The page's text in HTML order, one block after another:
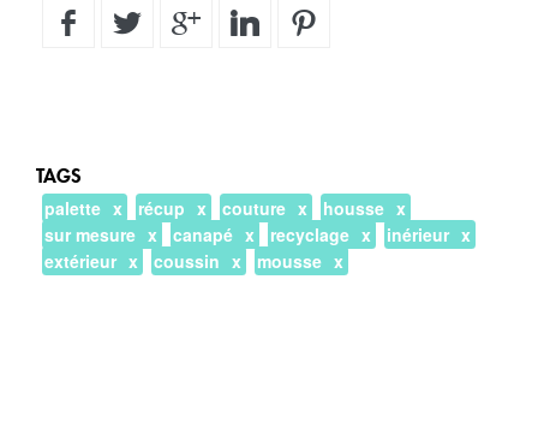
TAGS
palette récup couture
housse
sur mesure
canapé recyclage
inérieur
extérieur
coussin mousse